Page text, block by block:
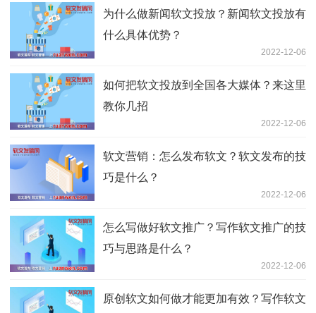
为什么做新闻软文投放？新闻软文投放有
什么具体优势？
2022-12-06
如何把软文投放到全国各大媒体？来这里
教你几招
2022-12-06
软文营销：怎么发布软文？软文发布的技
巧是什么？
2022-12-06
怎么写做好软文推广？写作软文推广的技
巧与思路是什么？
2022-12-06
原创软文如何做才能更加有效？写作软文